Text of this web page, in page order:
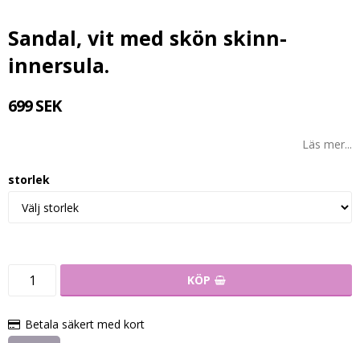
Sandal, vit med skön skinn-
innersula.
699 SEK
Läs mer...
storlek
KÖP
Betala säkert med kort